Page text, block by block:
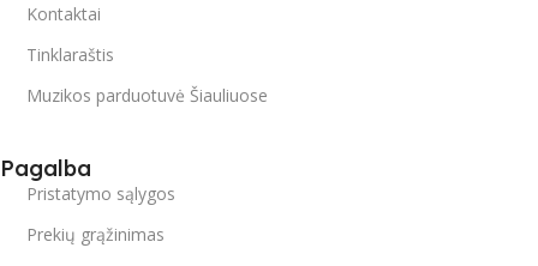
Kontaktai
Tinklaraštis
Muzikos parduotuvė Šiauliuose
Pagalba
Pristatymo sąlygos
Prekių grąžinimas